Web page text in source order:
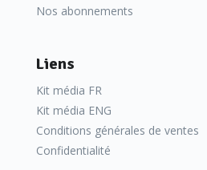
Nos abonnements
Liens
Kit média FR
Kit média ENG
Conditions générales de ventes
Confidentialité